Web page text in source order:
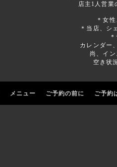
店主1人営業
＊女
＊当店、シ
カレンダー
尚、イン
空き状
メニュー ご予約の前に ご予約